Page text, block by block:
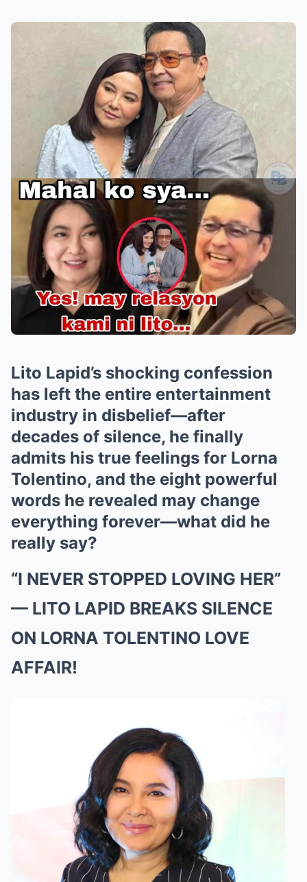
Lito Lapid’s shocking confession
has left the entire entertainment
industry in disbelief—after
decades of silence, he finally
admits his true feelings for Lorna
Tolentino, and the eight powerful
words he revealed may change
everything forever—what did he
really say?
“I NEVER STOPPED LOVING HER”
— LITO LAPID BREAKS SILENCE
ON LORNA TOLENTINO LOVE
AFFAIR!